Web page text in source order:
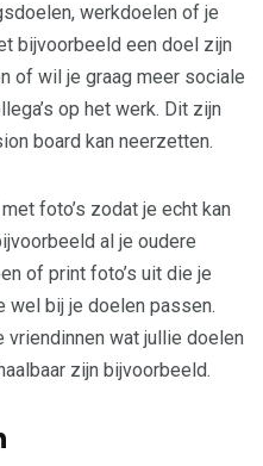
werkdoelen of je
bijvoorbeeld een doel zijn
of wil je graag meer sociale
op het werk. Dit zijn
board kan neerzetten.
foto’s zodat je echt kan
al je oudere
of print foto’s uit die je
wel bij je doelen passen.
vriendinnen wat jullie doelen
zijn bijvoorbeeld.